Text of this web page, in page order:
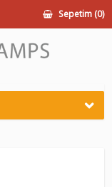
Sepetim (0)